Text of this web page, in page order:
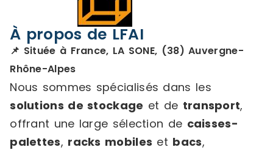
À propos de LFAI
📌 Située à France, LA SONE, (38) Auvergne-
Rhône-Alpes
Nous sommes spécialisés dans les
solutions de stockage et de transport,
offrant une large sélection de caisses-
palettes, racks mobiles et bacs,